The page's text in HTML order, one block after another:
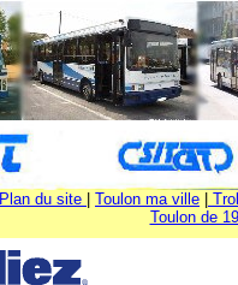
Plan du site Toulon ma ville
Toulon de